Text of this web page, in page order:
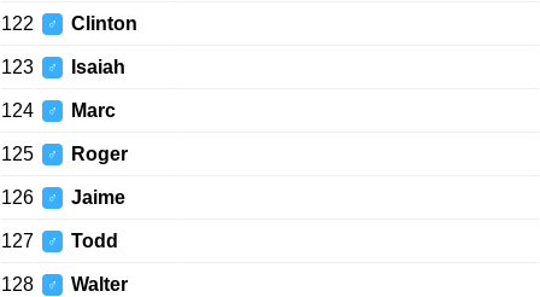
122 ♂ Clinton
123 ♂ Isaiah
124 ♂ Marc
125 ♂ Roger
126 ♂ Jaime
127 ♂ Todd
128 ♂ Walter